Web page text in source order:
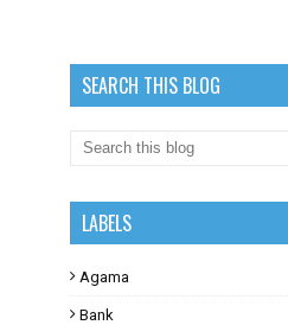
SEARCH THIS BLOG
LABELS
Agama
Bank